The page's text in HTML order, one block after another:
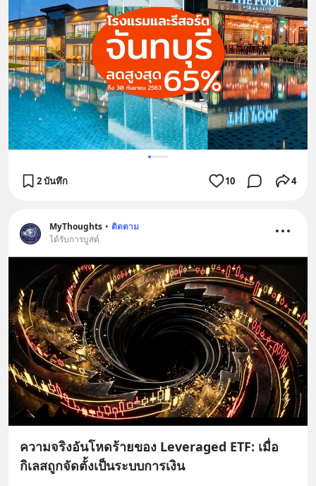
2 บันทึก 10 4
MyThoughts • ติดตาม
ได้รับการบูสต์
ความจริงอันโหดร้ายของ Leveraged ETF: เมื่อ
กิเลสถูกจัดตั้งเป็นระบบการเงิน